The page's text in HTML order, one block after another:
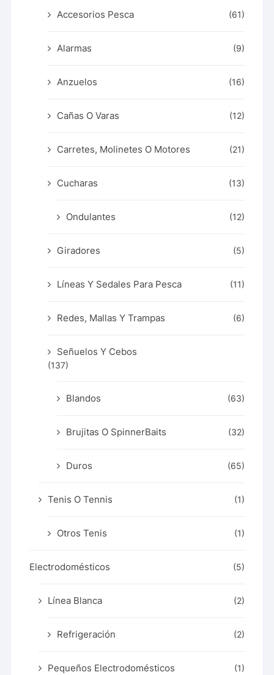
Accesorios Pesca (61)
Alarmas (9)
Anzuelos (16)
Cañas O Varas (12)
Carretes, Molinetes O Motores (21)
Cucharas (13)
Ondulantes (12)
Giradores (5)
Líneas Y Sedales Para Pesca (11)
Redes, Mallas Y Trampas (6)
Señuelos Y Cebos
(137)
Blandos (63)
Brujitas O SpinnerBaits (32)
Duros (65)
Tenis O Tennis (1)
Otros Tenis (1)
Electrodomésticos (5)
Línea Blanca (2)
Refrigeración (2)
Pequeños Electrodomésticos (1)